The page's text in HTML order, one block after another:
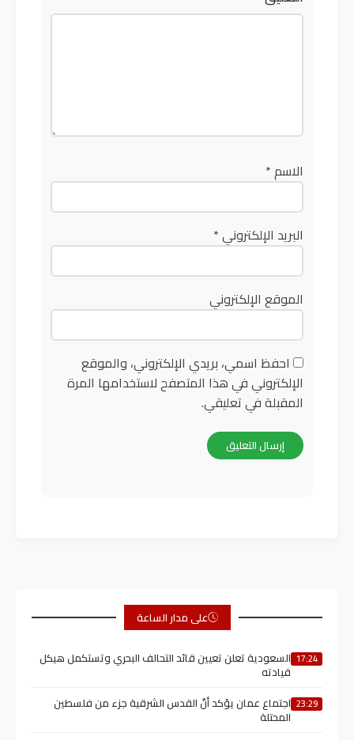
الاسم*
البريد الإلكتروني*
الموقع الإلكتروني
احفظ اسمي، بريدي الإلكتروني، والموقع
الإلكتروني في هذا المتصفح لاستخدامها المرة
المقبلة في تعليقي.
على مدار الساعة
17:24 السعودية تعلن تعيين قائد التحالف البحري وتستكمل هيكل
قيادته
23:29 اجتماع عمان يؤكد أنّ القدس الشرقية جزء من فلسطين
المحتلة